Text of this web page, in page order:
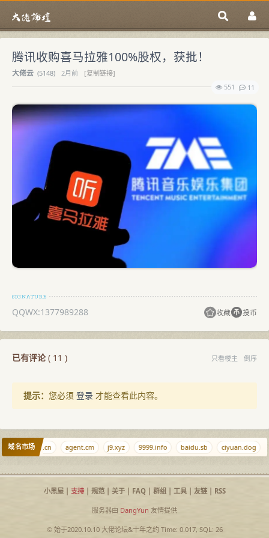
腾讯收购喜马拉雅100%股权，获批！
大佬云 (5148) 2月前
[复制链接]
551
11
QQWX:1377989288 收藏 投币
已有评论( 11 ) 只看楼主 倒序
提示： 您必须 登录 才能查看此内容。
域名市场nn1.cn agent.cm j9.xyz 9999.info baidu.sb ciyuan.dog
小黑屋| 支持| 规范| 关于| FAQ| 群组| 工具| 友链| RSS
服务器由 DangYun 友情提供
© 始于2020.10.10 大佬论坛&十年之约Time: 0.017, SQL: 26